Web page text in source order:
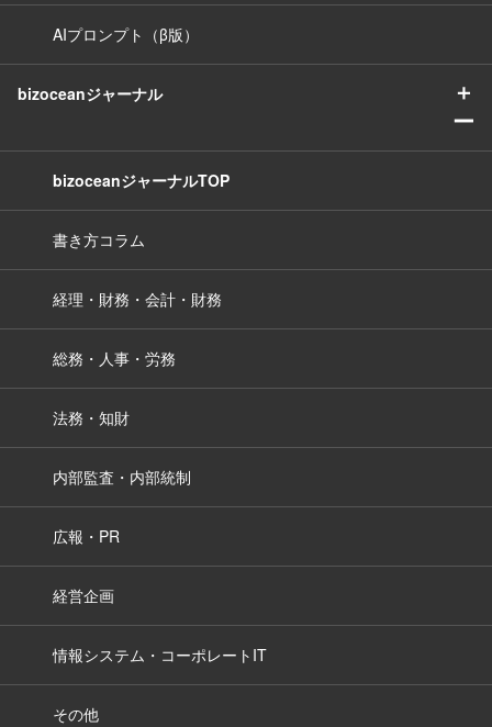
AIプロンプト（β版）
bizoceanジャーナル
＋
ー
bizoceanジャーナルTOP
書き方コラム
経理・財務・会計・財務
総務・人事・労務
法務・知財
内部監査・内部統制
広報・PR
経営企画
情報システム・コーポレートIT
その他